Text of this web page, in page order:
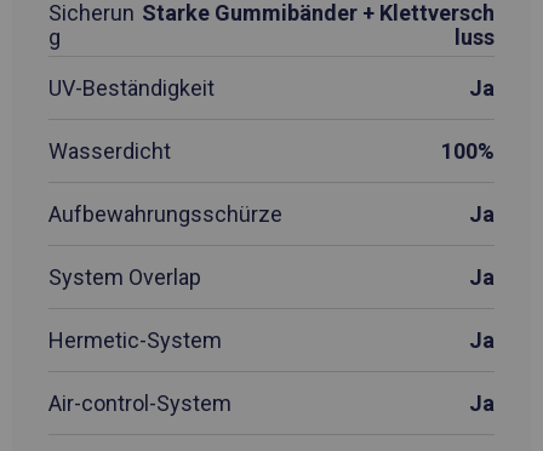
Sicherun
g
Starke Gummibänder + Klettversch
luss
UV-Beständigkeit
Ja
Wasserdicht 100%
Aufbewahrungsschürze Ja
System Overlap Ja
Hermetic-System Ja
Air-control-System Ja